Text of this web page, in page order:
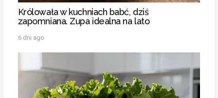
Królowała w kuchniach babć, dziś
zapomniana. Zupa idealna na lato
6 dni ago